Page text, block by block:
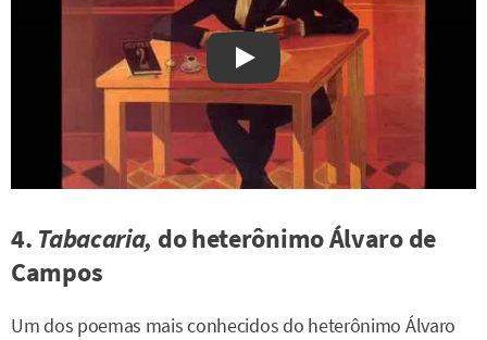
Watch on YouTube
4. Tabacaria, do heterônimo Álvaro de
Campos
Um dos poemas mais conhecidos do heterônimo Álvaro